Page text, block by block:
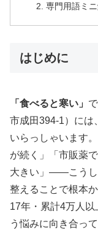
専門用語ミ
はじめに
「食べると寒い」
市成田394-1）には
いらっしゃいます
が続く」「市販薬
大きい」——こうし
整えることで根本
17年・累計4万人
う悩みに向き合っ